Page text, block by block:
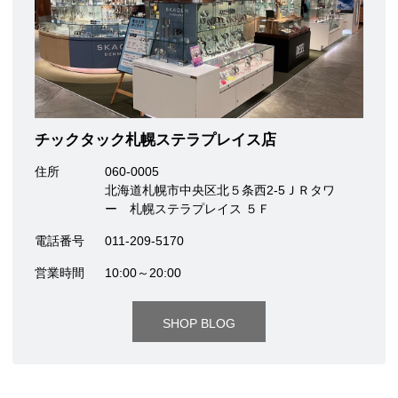
チックタック札幌ステラプレイス店
住所
060-0005
北海道札幌市中央区北５条西2-5ＪＲタワ
ー 札幌ステラプレイス ５Ｆ
電話番号 011-209-5170
営業時間 10:00～20:00
SHOP BLOG